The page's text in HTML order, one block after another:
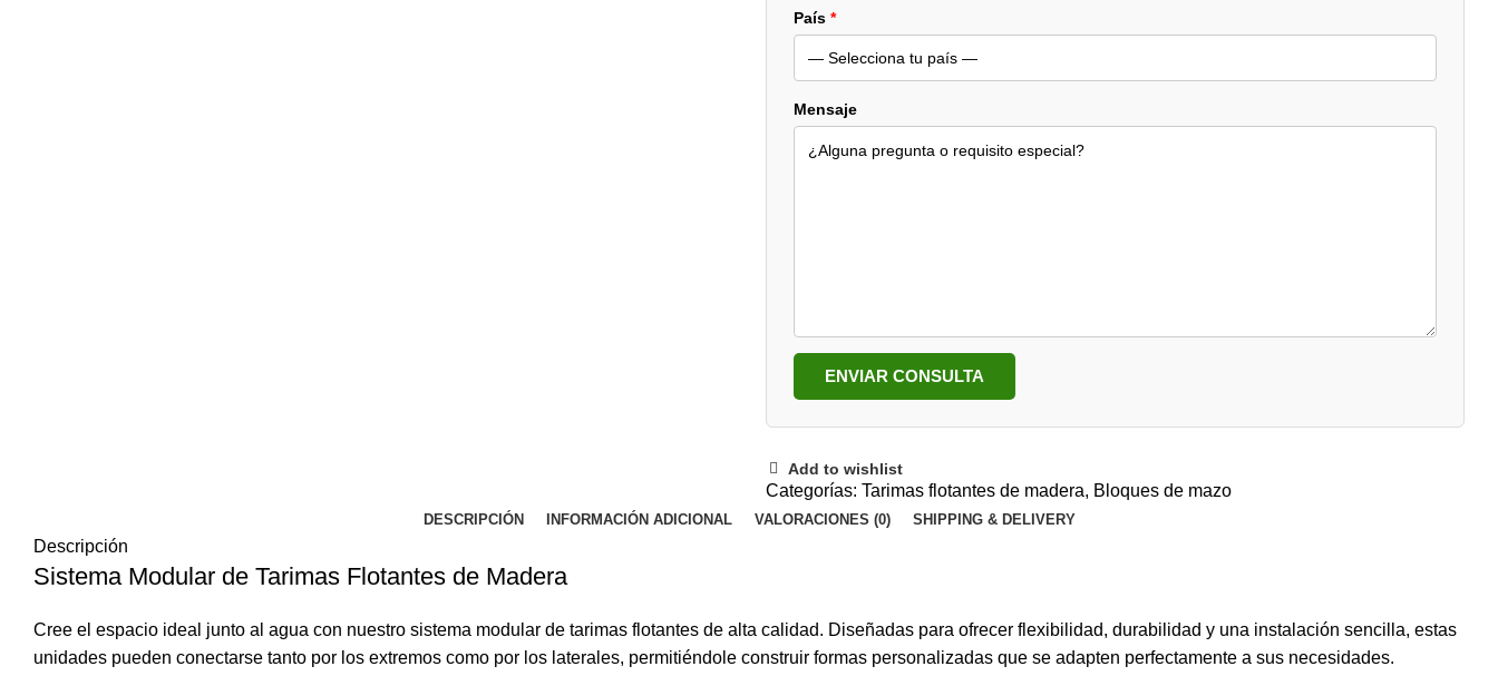
País *
Mensaje
ENVIAR CONSULTA
Add to wishlist
Categorías: Tarimas flotantes de madera, Bloques de mazo
DESCRIPCIÓN INFORMACIÓN ADICIONAL VALORACIONES (0) SHIPPING & DELIVERY
Descripción
Sistema Modular de Tarimas Flotantes de Madera
Cree el espacio ideal junto al agua con nuestro sistema modular de tarimas flotantes de alta calidad. Diseñadas para ofrecer flexibilidad, durabilidad y una instalación sencilla, estas
unidades pueden conectarse tanto por los extremos como por los laterales, permitiéndole construir formas personalizadas que se adapten perfectamente a sus necesidades.